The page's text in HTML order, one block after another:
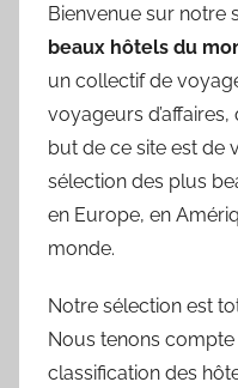
Bienvenue sur notre
beaux hôtels du
un collectif de
voyageurs
but de ce site est de
sélection des plus
en Europe, en
monde.
Notre sélection est
Nous tenons
classification des